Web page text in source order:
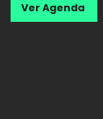
Ver Agenda